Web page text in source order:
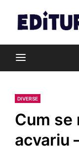
content
DIVERSE
Cum se
acvariu